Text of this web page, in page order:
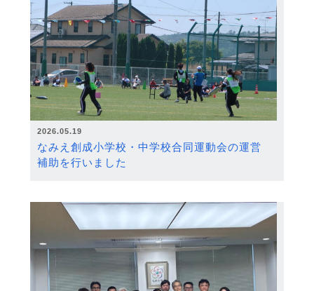
2026.05.19
なみえ創成小学校・中学校合同運動会の運営
補助を行いました